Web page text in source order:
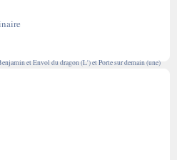
et Envol du dragon (L') et Porte sur demain (une)